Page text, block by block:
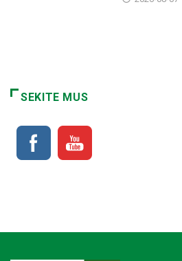
SEKITE MUS